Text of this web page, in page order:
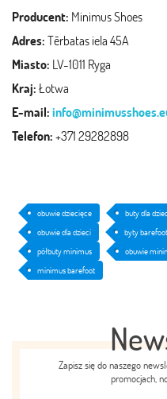
Producent: Minimus Shoes
Adres:Tērbatas iela 45A
Miasto: LV-1011 Ryga
Kraj:Łotwa
E-mail:
Telefon:+371 29282898
obuwie dziecięce buty dla
obuwie dla dzieci
byty barefoot
półbuty minimus
obuwie
minimus barefoot
Zapisz się do naszego
promocjach,